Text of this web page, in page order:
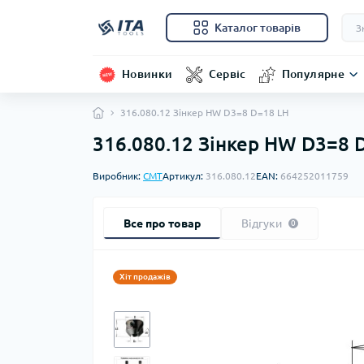
Каталог товарів
Новинки Сервіс Популярне
316.080.12 Зінкер HW D3=8 D=18 LH
316.080.12 Зінкер HW D3=8
Виробник: CMTАртикул: 316.080.12EAN: 664252011759
Все про товар Відгуки 0
Хіт продажів